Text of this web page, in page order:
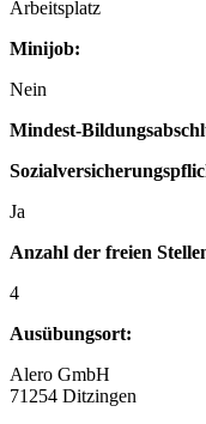
Arbeitsplatz
Minijob:
Nein
Mindest-
Ja
Anzahl der freien
4
Ausübungsort:
Alero GmbH
71254 Ditzingen